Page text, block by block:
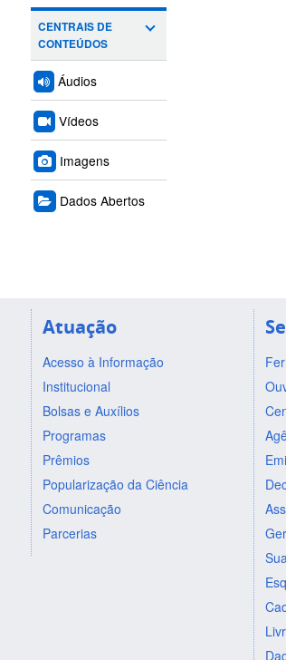
CENTRAIS DE
CONTEÚDOS
Áudios
Vídeos
Imagens
Dados Abertos
Atuação
Acesso à Informação
Institucional
Bolsas e Auxílios
Programas
Prêmios
Popularização da Ciência
Comunicação
Parcerias